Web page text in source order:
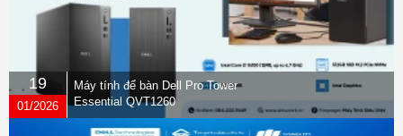
19
01/2026
Máy tính để bàn Dell Pro Tower
Essential QVT1260